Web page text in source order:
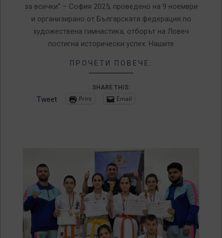
за всички“ – София 2025, проведено на 9 ноември
и организирано от Българската федерация по
художествена гимнастика, отборът на Ловеч
постигна исторически успех. Нашите
ПРОЧЕТИ ПОВЕЧЕ:
SHARE THIS:
Tweet Print Email